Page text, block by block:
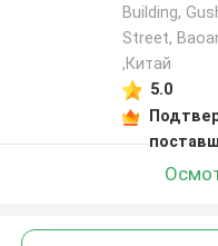
Building,
Street,
,Китай
5.0